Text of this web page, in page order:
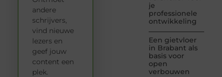
je
professionele
ontwikkeling
Een gietvloer
in Brabant als
basis voor
open
verbouwen
andere
schrijvers,
vind nieuwe
lezers en
geef jouw
content een
plek.